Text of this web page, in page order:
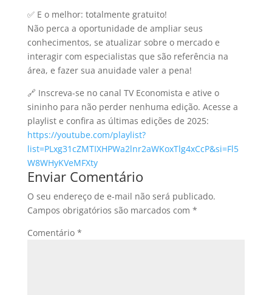
✅ E o melhor: totalmente gratuito!
Não perca a oportunidade de ampliar seus
conhecimentos, se atualizar sobre o mercado e
interagir com especialistas que são referência na
área, e fazer sua anuidade valer a pena!
🔗 Inscreva-se no canal TV Economista e ative o
sininho para não perder nenhuma edição. Acesse a
playlist e confira as últimas edições de 2025:
https://youtube.com/playlist?
list=PLxg31cZMTIXHPWa2lnr2aWKoxTlg4xCcP&si=Fl5
W8WHyKVeMFXty
Enviar Comentário
O seu endereço de e-mail não será publicado.
Campos obrigatórios são marcados com *
Comentário *